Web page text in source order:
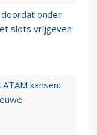
onder
slots vrijgeven
kansen: